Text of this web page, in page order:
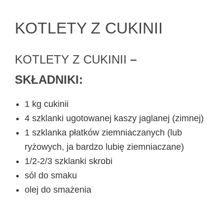
KOTLETY Z CUKINII
KOTLETY Z CUKINII –
SKŁADNIKI:
1 kg cukinii
4 szklanki ugotowanej kaszy jaglanej (zimnej)
1 szklanka płatków ziemniaczanych (lub
ryżowych, ja bardzo lubię ziemniaczane)
1/2-2/3 szklanki skrobi
sól do smaku
olej do smażenia